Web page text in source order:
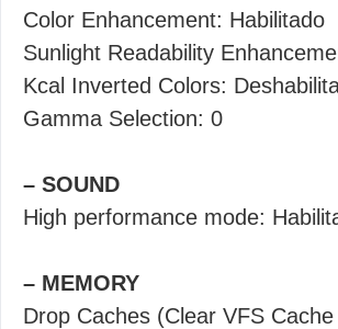
Color Enhancement: Habilitado
Sunlight Readability
Kcal Inverted Colors:
Gamma Selection: 0
– SOUND
High performance mode:
– MEMORY
Drop Caches (Clear VFS